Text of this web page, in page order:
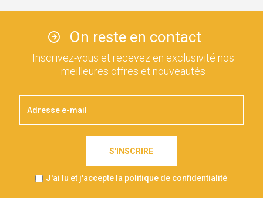
On reste en contact
Inscrivez-vous et recevez en exclusivité nos
meilleures offres et nouveautés
S'INSCRIRE
J'ai lu et j'accepte la politique de confidentialité